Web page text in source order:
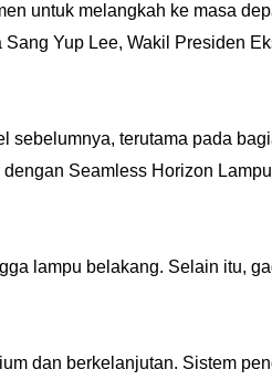
untuk melangkah ke masa
Sang Yup Lee, Wakil Presiden
terutama pada
Seamless Horizon
lampu belakang. Selain itu,
dan berkelanjutan. Sistem